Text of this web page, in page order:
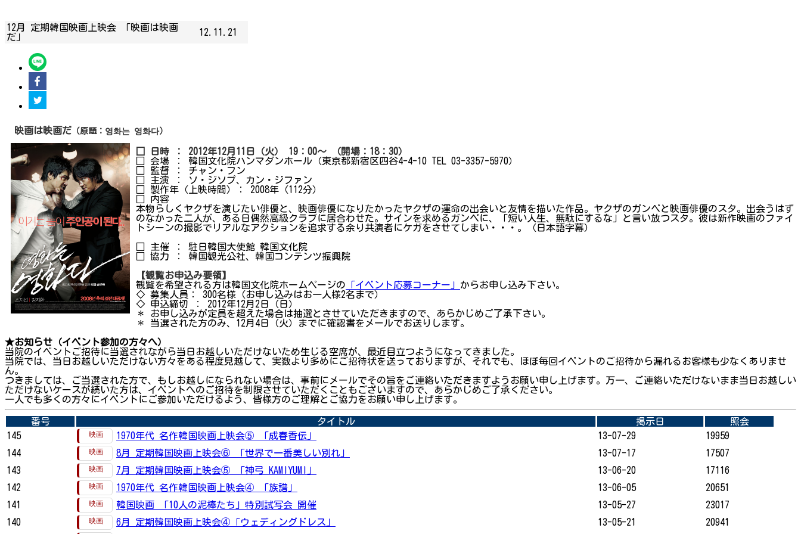
12月 定期韓国映画上映会 「映画は映画
だ」
12.11.21
映画は映画だ （原題： 영화는 영화다）
□ 日時 ： 2012年12月11日（火） 19：00～ （開場：18：30）
□ 会場 ： 韓国文化院ハンマダンホール（東京都新宿区四谷4-4-10 TEL 03-3357-5970）
□ 監督 ： チャン・フン
□ 主演 ： ソ・ジソプ、カン・ジファン
□ 製作年（上映時間）： 2008年（112分）
□ 内容
本物らしくヤクザを演じたい俳優と、映画俳優になりたかったヤクザの運命の出会いと友情を描いた作品。ヤクザのガンペと映画俳優のスタ。出会うはず
のなかった二人が、ある日偶然高級クラブに居合わせた。サインを求めるガンペに、「短い人生、無駄にするな」と言い放つスタ。彼は新作映画のファイ
トシーンの撮影でリアルなアクションを追求する余り共演者にケガをさせてしまい・・・。（日本語字幕）
□ 主催 ： 駐日韓国大使館 韓国文化院
□ 協力 ： 韓国観光公社、韓国コンテンツ振興院
【観覧お申込み要領】
観覧を希望される方は韓国文化院ホームページの 「イベント応募コーナー」 からお申し込み下さい。
◇ 募集人員： 300名様（お申し込みはお一人様2名まで）
◇ 申込締切 ： 2012年12月2日（日）
＊ お申し込みが定員を超えた場合は抽選とさせていただきますので、あらかじめご了承下さい。
＊ 当選された方のみ、12月4日（火）までに確認書をメールでお送りします。
★お知らせ（イベント参加の方々へ）
当院のイベントご招待に当選されながら当日お越しいただけないため生じる空席が、最近目立つようになってきました。
当院では、当日お越しいただけない方々をある程度見越して、実数より多めにご招待状を送っておりますが、それでも、ほぼ毎回イベントのご招待から漏れるお客様も少なくありませ
ん。
つきましては、ご当選された方で、もしお越しになられない場合は、事前にメールでその旨をご連絡いただきますようお願い申し上げます。万一、ご連絡いただけないまま当日お越しい
ただけないケースが続いた方は、イベントへのご招待を制限させていただくこともございますので、あらかじめご了承ください。
一人でも多くの方々にイベントにご参加いただけるよう、皆様方のご理解とご協力をお願い申し上げます。
番号 タイトル 掲示日
照会
145
1970年代 名作韓国映画上映会⑤ 「成春香伝」 13-07-29
19959
144
8月 定期韓国映画上映会⑥ 「世界で一番美しい別れ」 13-07-17
17507
143
7月 定期韓国映画上映会⑤ 「神弓 KAMIYUMI」 13-06-20
17116
142
1970年代 名作韓国映画上映会④ 「族譜」 13-06-05
20651
141
韓国映画 「10人の泥棒たち」特別試写会 開催 13-05-27
23017
140
6月 定期韓国映画上映会④「ウェディングドレス」 13-05-21 20941